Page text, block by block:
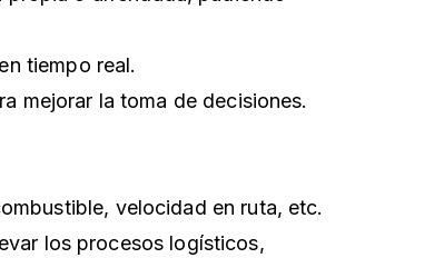
tiempo real.
mejorar la toma de decisiones.
velocidad en ruta, etc.
los procesos logísticos,